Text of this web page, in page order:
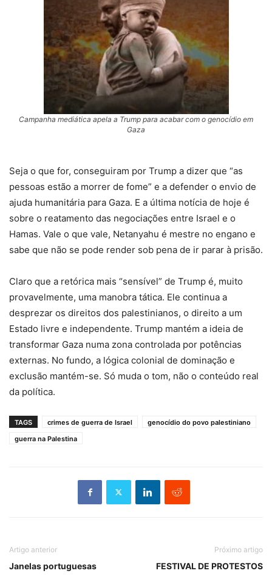
Campanha mediática apela a Trump para acabar com o genocídio em
Gaza
Seja o que for, conseguiram por Trump a dizer que “as
pessoas estão a morrer de fome” e a defender o envio de
ajuda humanitária para Gaza. E a última notícia de hoje é
sobre o reatamento das negociações entre Israel e o
Hamas. Vale o que vale, Netanyahu é mestre no engano e
sabe que não se pode render sob pena de ir parar à prisão.
Claro que a retórica mais “sensível” de Trump é, muito
provavelmente, uma manobra tática. Ele continua a
desprezar os direitos dos palestinianos, o direito a um
Estado livre e independente. Trump mantém a ideia de
transformar Gaza numa zona controlada por potências
externas. No fundo, a lógica colonial de dominação e
exclusão mantém-se. Só muda o tom, não o conteúdo real
da política.
TAGS crimes de guerra de Israel
genocídio do povo palestiniano
guerra na Palestina
Artigo anterior
Janelas portuguesas
Próximo artigo
FESTIVAL DE PROTESTOS